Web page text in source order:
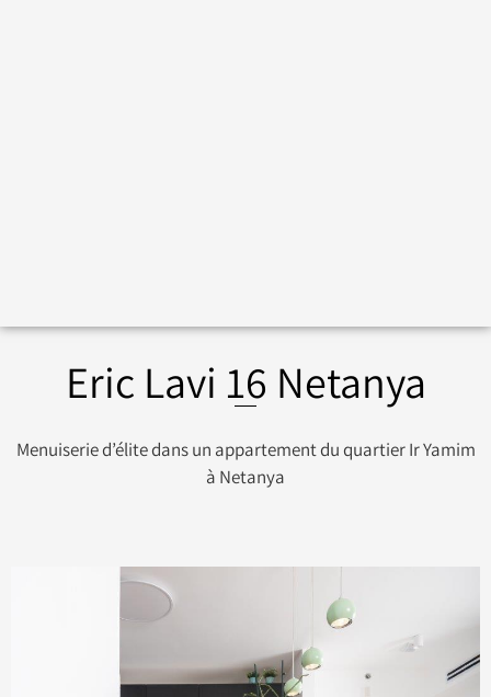
Eric Lavi 16 Netanya
Menuiserie d’élite dans un appartement du quartier Ir Yamim
à Netanya